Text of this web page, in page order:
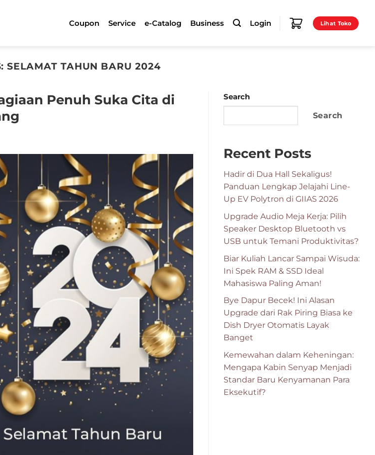
Coupon Service e-Catalog Business Login Lihat Toko
SELAMAT TAHUN BARU 2024
Penuh Suka Cita di
Search
Search
Recent Posts
Hadir di Dua Hall Sekaligus!
Panduan Lengkap Jelajahi Line-
Up EV Polytron di GIIAS 2026
Upgrade Audio Meja Kerja: Pilih
Speaker Desktop Bluetooth vs
USB untuk Temani Produktivitas?
Biar Kuliah Lancar Sampai Wisuda:
Ini Spek RAM & SSD Ideal
Mahasiswa Paling Aman!
Bye Dapur Becek! Ini Alasan
Upgrade dari Rak Piring Biasa ke
Dish Dryer Otomatis Layak
Banget
Kemewahan dalam Keheningan:
Mengapa Kabin Senyap Menjadi
Standar Baru Kenyamanan Para
Eksekutif?